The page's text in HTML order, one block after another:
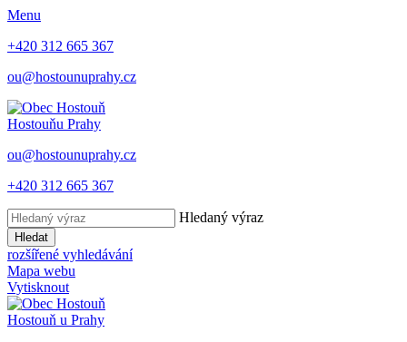
Menu
+420 312 665 367
ou@hostounuprahy.cz
Hostouňu Prahy
ou@hostounuprahy.cz
+420 312 665 367
Hledaný výraz
Hledat
rozšířené vyhledávání
Mapa webu
Vytisknout
Hostouň u Prahy